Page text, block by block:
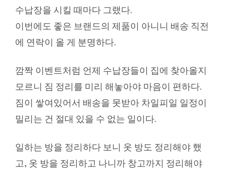
수납장을 시킬 때마다 그랬다.
이번에도 좋은 브랜드의 제품이 아니니 배송 직전
에 연락이 올 게 분명하다.
깜짝 이벤트처럼 언제 수납장들이 집에 찾아올지
모르니 짐 정리를 미리 해놓아야 마음이 편하다.
짐이 쌓여있어서 배송을 못받아 차일피일 일정이
밀리는 건 절대 있을 수 없는 일이다.
일하는 방을 정리하다 보니 옷 방도 정리해야 했
고, 옷 방을 정리하고 나니까 창고까지 정리해야